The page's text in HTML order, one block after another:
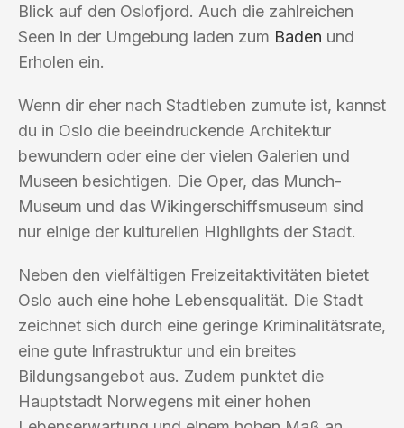
Blick auf den Oslofjord. Auch die zahlreichen
Seen in der Umgebung laden zum Baden und
Erholen ein.
Wenn dir eher nach Stadtleben zumute ist, kannst
du in Oslo die beeindruckende Architektur
bewundern oder eine der vielen Galerien und
Museen besichtigen. Die Oper, das Munch-
Museum und das Wikingerschiffsmuseum sind
nur einige der kulturellen Highlights der Stadt.
Neben den vielfältigen Freizeitaktivitäten bietet
Oslo auch eine hohe Lebensqualität. Die Stadt
zeichnet sich durch eine geringe Kriminalitätsrate,
eine gute Infrastruktur und ein breites
Bildungsangebot aus. Zudem punktet die
Hauptstadt Norwegens mit einer hohen